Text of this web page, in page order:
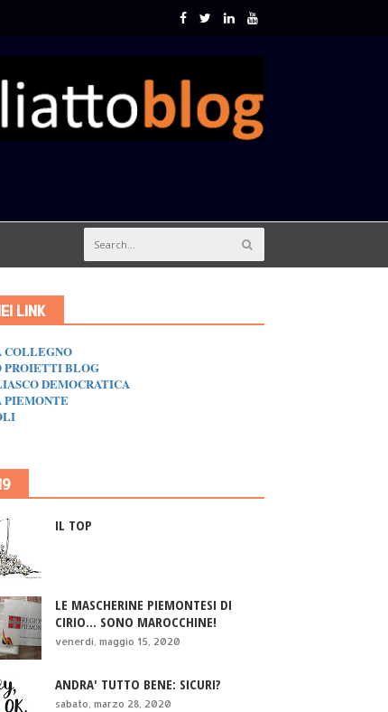
LINK
COLLEGNO
PROIETTI BLOG
DEMOCRATICA
PIEMONTE
IL TOP
LE MASCHERINE PIEMONTESI DI
CIRIO... SONO MAROCCHINE!
venerdì, maggio 15, 2020
ANDRA' TUTTO BENE: SICURI?
sabato, marzo 28, 2020